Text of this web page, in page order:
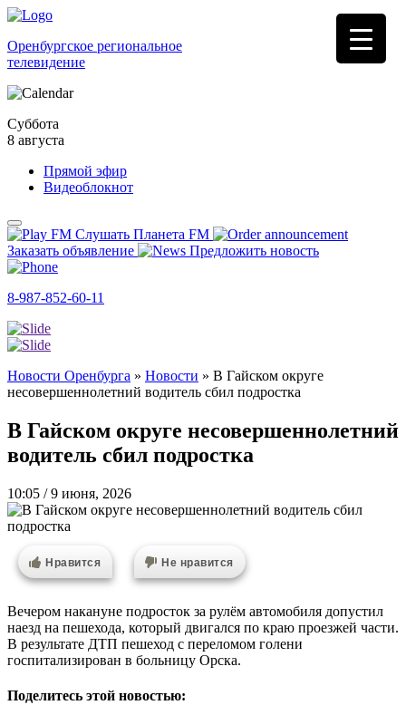
Оренбургское региональное
телевидение
Суббота
8 августа
Прямой эфир
Видеоблокнот
Слушать Планета FM
Заказать объявление
Предложить новость
8-987-852-60-11
Новости Оренбурга » Новости » В Гайском округе
несовершеннолетний водитель сбил подростка
В Гайском округе несовершеннолетний
водитель сбил подростка
10:05 / 9 июня, 2026
Нравится Не нравится
Вечером накануне подросток за рулём автомобиля допустил
наезд на пешехода, который двигался по краю проезжей части.
В результате ДТП пешеход с переломом голени
госпитализирован в больницу Орска.
Поделитесь этой новостью: